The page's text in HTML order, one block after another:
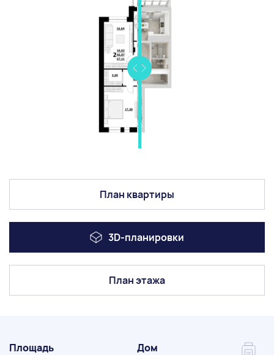
Площадь Дом
План квартиры
3D-планировки
План этажа